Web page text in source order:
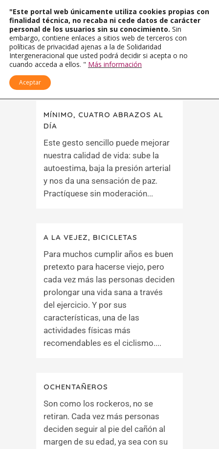
MÍNIMO, CUATRO ABRAZOS AL
DÍA
Este gesto sencillo puede mejorar
nuestra calidad de vida: sube la
autoestima, baja la presión arterial
y nos da una sensación de paz.
Practíquese sin moderación...
A LA VEJEZ, BICICLETAS
Para muchos cumplir años es buen
pretexto para hacerse viejo, pero
cada vez más las personas deciden
prolongar una vida sana a través
del ejercicio. Y por sus
características, una de las
actividades físicas más
recomendables es el ciclismo....
OCHENTAÑEROS
Son como los rockeros, no se
retiran. Cada vez más personas
deciden seguir al pie del cañón al
margen de su edad, ya sea con su
"Este portal web únicamente utiliza cookies propias con
finalidad técnica, no recaba ni cede datos de carácter
personal de los usuarios sin su conocimiento. Sin
embargo, contiene enlaces a sitios web de terceros con
políticas de privacidad ajenas a la de Solidaridad
Intergeneracional que usted podrá decidir si acepta o no
cuando acceda a ellos. " Más información
Aceptar